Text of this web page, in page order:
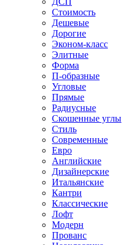
Стоимость
Дешевые
Дорогие
Эконом-класс
Элитные
Форма
П-образные
Угловые
Прямые
Радиусные
Скошенные углы
Стиль
Современные
Евро
Английские
Дизайнерские
Итальянские
Кантри
Классические
Лофт
Модерн
Прованс